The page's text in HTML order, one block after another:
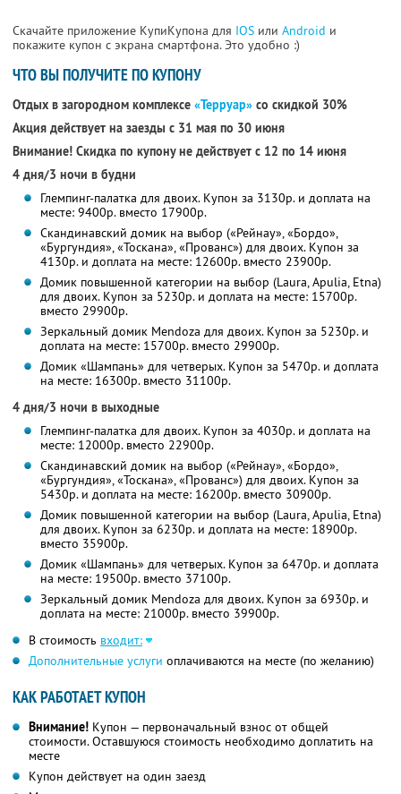
Скачайте приложение КупиКупона для IOS или Android и
покажите купон с экрана смартфона. Это удобно :)
ЧТО ВЫ ПОЛУЧИТЕ ПО КУПОНУ
Отдых в загородном комплексе «Терруар» со скидкой 30%
Акция действует на заезды с 31 мая по 30 июня
Внимание! Скидка по купону не действует с 12 по 14 июня
4 дня/3 ночи в будни
Глемпинг-палатка для двоих. Купон за 3130р. и доплата на
месте: 9400р. вместо 17900р.
Скандинавский домик на выбор («Рейнау», «Бордо»,
«Бургундия», «Тоскана», «Прованс») для двоих. Купон за
4130р. и доплата на месте: 12600р. вместо 23900р.
Домик повышенной категории на выбор (Laura, Apulia, Etna)
для двоих. Купон за 5230р. и доплата на месте: 15700р.
вместо 29900р.
Зеркальный домик Mendoza для двоих. Купон за 5230р. и
доплата на месте: 15700р. вместо 29900р.
Домик «Шампань» для четверых. Купон за 5470р. и доплата
на месте: 16300р. вместо 31100р.
4 дня/3 ночи в выходные
Глемпинг-палатка для двоих. Купон за 4030р. и доплата на
месте: 12000р. вместо 22900р.
Скандинавский домик на выбор («Рейнау», «Бордо»,
«Бургундия», «Тоскана», «Прованс») для двоих. Купон за
5430р. и доплата на месте: 16200р. вместо 30900р.
Домик повышенной категории на выбор (Laura, Apulia, Etna)
для двоих. Купон за 6230р. и доплата на месте: 18900р.
вместо 35900р.
Домик «Шампань» для четверых. Купон за 6470р. и доплата
на месте: 19500р. вместо 37100р.
Зеркальный домик Mendoza для двоих. Купон за 6930р. и
доплата на месте: 21000р. вместо 39900р.
В стоимость входит:
Дополнительные услуги оплачиваются на месте (по желанию)
КАК РАБОТАЕТ КУПОН
Внимание! Купон — первоначальный взнос от общей
стоимости. Оставшуюся стоимость необходимо доплатить на
месте
Купон действует на один заезд